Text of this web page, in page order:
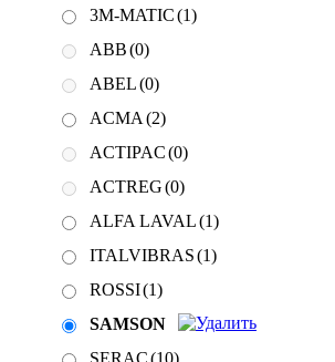
3M-MATIC(1)
ABB(0)
ABEL(0)
ACMA (2)
ACTIPAC(0)
ACTREG(0)
ALFA LAVAL(1)
ITALVIBRAS(1)
ROSSI(1)
SAMSON